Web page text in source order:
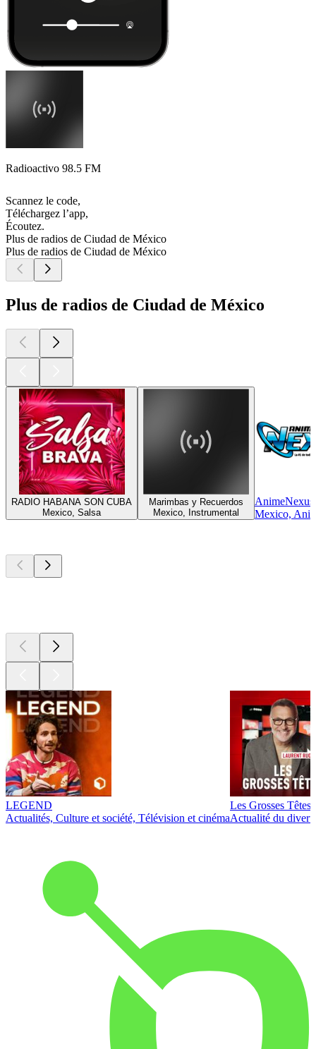
Radioactivo 98.5 FM
Scannez le code,
Téléchargez l’app,
Écoutez.
Plus de radios de Ciudad de México
Plus de radios de Ciudad de México
Plus de radios de Ciudad de México
RADIO HABANA SON CUBA
Mexico, Salsa
Marimbas y Recuerdos
Mexico, Instrumental
AnimeNexus
Mexico,
LEGEND
Actualités, Culture et société, Télévision et cinéma
Les Grosses Têtes
Actualité du